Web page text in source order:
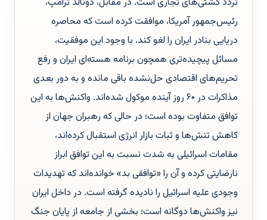
رئیس‌جمهور آمریکا، موافقت کرده است که محاصره
دریایی بنادر ایران را لغو کند. با وجود این موفقیت،
مسائل پیچیده‌تری همچون برنامه هسته‌ای ایران و رفع
تحریم‌های اقتصادی حل‌نشده باقی مانده و به دور بعدی
مذاکرات در ۶۰ روز آینده موکول شده‌اند. واکنش‌ها به این
توافق متفاوت بوده است؛ در حالی که رهبران جهان از
کاهش تنش‌ها و ثبات بازار انرژی استقبال کرده‌اند،
مقامات اسرائیلی به شدت نسبت به این توافق ابراز
نارضایتی کرده و آن را «توافقی بد» خوانده‌اند که تهدیدات
وجودی علیه اسرائیل را نادیده گرفته است. در داخل ایران
نیز واکنش‌ها دوگانه است؛ بخشی از جامعه از پایان جنگ